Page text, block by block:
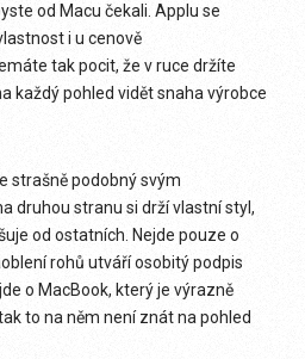
od Macu čekali. Applu se
i u cenově
tak pocit, že v ruce držíte
každý pohled vidět snaha výrobce
strašně podobný svým
druhou stranu si drží vlastní styl,
od ostatních. Nejde pouze o
rohů utváří osobitý podpis
o MacBook, který je výrazně
to na něm není znát na pohled